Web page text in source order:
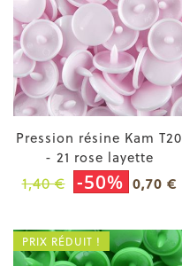
Pression résine Kam T20
- 21 rose layette
1,40 € -50% 0,70 €
PRIX RÉDUIT !